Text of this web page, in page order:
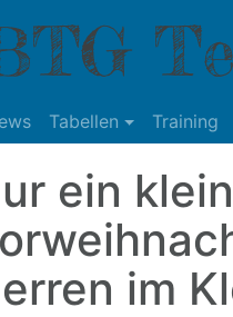
Tabellen Training
ein
im